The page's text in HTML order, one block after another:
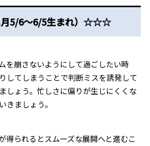
月5/6～6/5生まれ）☆☆☆
を崩さないようにして過ごしたい時
してしまうことで判断ミスを誘発して
しょう。忙しさに偏りが生じにくくな
きましょう。
得られるとスムーズな展開へと進むこ